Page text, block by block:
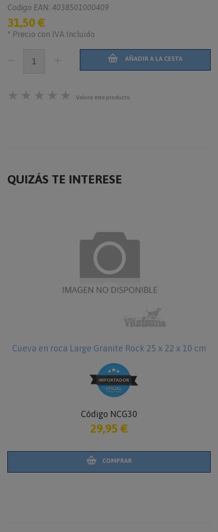
Codigo EAN: 4038501000409
31,50 €
* Precio con IVA Incluido
AÑADIR A LA CESTA
★ ★ ★ ★ ★ Valora este producto
QUIZÁS TE INTERESE
Cueva en roca Large Granite Rock 25 x 22 x 10 cm Dragon Wet-Box